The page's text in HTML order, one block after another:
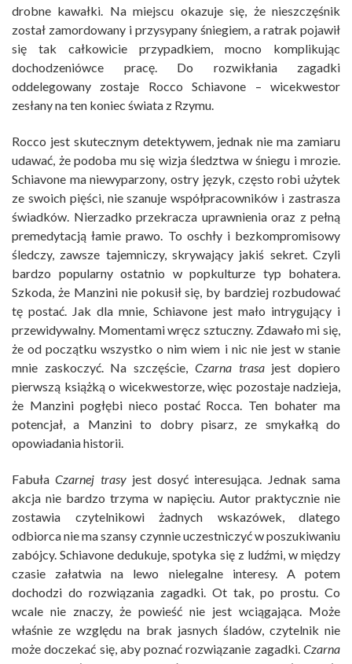
drobne kawałki. Na miejscu okazuje się, że nieszczęśnik
został zamordowany i przysypany śniegiem, a ratrak pojawił
się tak całkowicie przypadkiem, mocno komplikując
dochodzeniówce pracę. Do rozwikłania zagadki
oddelegowany zostaje Rocco Schiavone – wicekwestor
zesłany na ten koniec świata z Rzymu.
Rocco jest skutecznym detektywem, jednak nie ma zamiaru
udawać, że podoba mu się wizja śledztwa w śniegu i mrozie.
Schiavone ma niewyparzony, ostry język, często robi użytek
ze swoich pięści, nie szanuje współpracowników i zastrasza
świadków. Nierzadko przekracza uprawnienia oraz z pełną
premedytacją łamie prawo. To oschły i bezkompromisowy
śledczy, zawsze tajemniczy, skrywający jakiś sekret. Czyli
bardzo popularny ostatnio w popkulturze typ bohatera.
Szkoda, że Manzini nie pokusił się, by bardziej rozbudować
tę postać. Jak dla mnie, Schiavone jest mało intrygujący i
przewidywalny. Momentami wręcz sztuczny. Zdawało mi się,
że od początku wszystko o nim wiem i nic nie jest w stanie
mnie zaskoczyć. Na szczęście, Czarna trasajest dopiero
pierwszą książką o wicekwestorze, więc pozostaje nadzieja,
że Manzini pogłębi nieco postać Rocca. Ten bohater ma
potencjał, a Manzini to dobry pisarz, ze smykałką do
opowiadania historii.
FabułaCzarnej trasyjest dosyć interesująca. Jednak sama
akcja nie bardzo trzyma w napięciu. Autor praktycznie nie
zostawia czytelnikowi żadnych wskazówek, dlatego
odbiorca nie ma szansy czynnie uczestniczyć w poszukiwaniu
zabójcy. Schiavone dedukuje, spotyka się z ludźmi, w między
czasie załatwia na lewo nielegalne interesy. A potem
dochodzi do rozwiązania zagadki. Ot tak, po prostu. Co
wcale nie znaczy, że powieść nie jest wciągająca. Może
właśnie ze względu na brak jasnych śladów, czytelnik nie
może doczekać się, aby poznać rozwiązanie zagadki. Czarna